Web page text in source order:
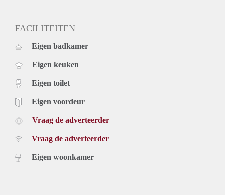
FACILITEITEN
Eigen badkamer
Eigen keuken
Eigen toilet
Eigen voordeur
Vraag de adverteerder
Vraag de adverteerder
Eigen woonkamer